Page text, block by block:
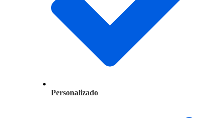
Personalizado